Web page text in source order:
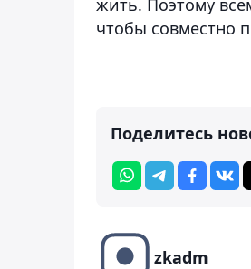
чтобы совместно
Поделитесь
zkadm